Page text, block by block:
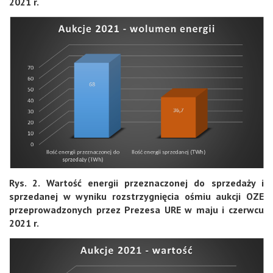
Rys. 2. Wartość energii przeznaczonej do sprzedaży i
sprzedanej w wyniku rozstrzygnięcia ośmiu aukcji OZE
przeprowadzonych przez Prezesa URE w maju i czerwcu
2021 r.